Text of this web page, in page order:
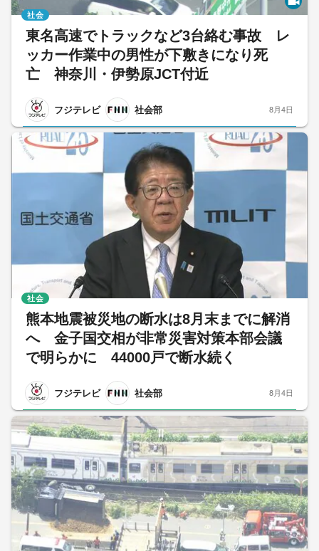
東名高速でトラックなど3台絡む事故 レ
ッカー作業中の男性が下敷きになり死
亡 神奈川・伊勢原JCT付近
フジテレビ 社会部
社会
8月4日
熊本地震被災地の断水は8月末までに解消
へ 金子国交相が非常災害対策本部会議
で明らかに 44000戸で断水続く
フジテレビ 社会部
社会
8月4日